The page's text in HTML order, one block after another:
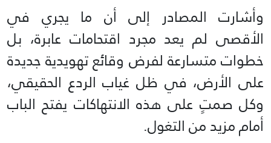
وأشارت المصادر إلى أن ما يجري في
الأقصى لم يعد مجرد اقتحامات عابرة، بل
خطوات متسارعة لفرض وقائع تهويدية جديدة
على الأرض، في ظل غياب الردع الحقيقي،
وكل صمتٍ على هذه الانتهاكات يفتح الباب
أمام مزيد من التغول.